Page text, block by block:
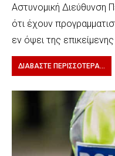
Αστυνομική Διεύθυνση
ότι έχουν
εν όψει της
ΔΙΑΒΆΣΤΕ ΠΕΡΙΣΣΌΤΕΡΑ...